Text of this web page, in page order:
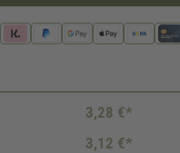
3,28 €*
3,12 €*